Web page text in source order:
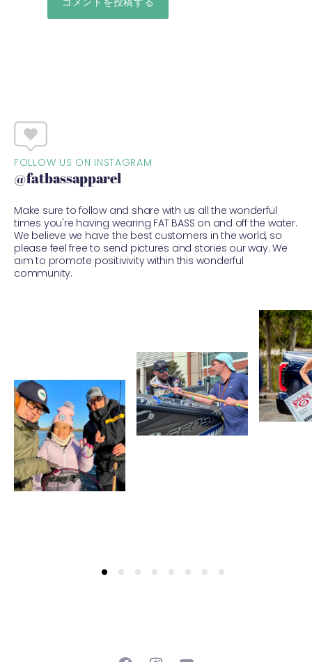
FOLLOW US ON INSTAGRAM
@fatbassapparel
Make sure to follow and share with us all the wonderful
times you're having wearing FAT BASS on and off the water.
We believe we have the best customers in the world, so
please feel free to send pictures and stories our way. We
aim to promote positivivity within this wonderful
community.